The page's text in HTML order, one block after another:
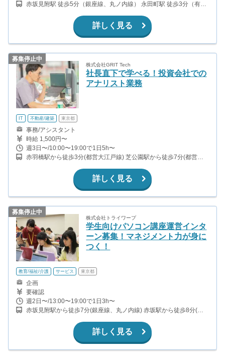
赤坂見附駅 徒歩5分（銀座線、丸ノ内線） 永田町駅 徒歩3分（有楽
詳しく見る
募集停止中
株式会社GRIT Tech
社長直下で学べる！投資会社での
アナリスト業務
IT 不動産/建築 東京都
事務/アシスタント
時給 1,500円〜
週3日〜/10:00〜19:00で1日5h〜
赤羽橋駅から徒歩3分(都営大江戸線) 芝公園駅から徒歩7分(都営三
詳しく見る
募集停止中
株式会社トライワープ
学生向けパソコン講座運営インタ
ーン募集！マネジメント力が身に
つく！
教育/福祉/介護 サービス 東京都
企画
要確認
週2日〜/13:00〜19:00で1日3h〜
赤坂見附駅から徒歩7分(銀座線、丸ノ内線) 赤坂駅から徒歩8分(千
詳しく見る